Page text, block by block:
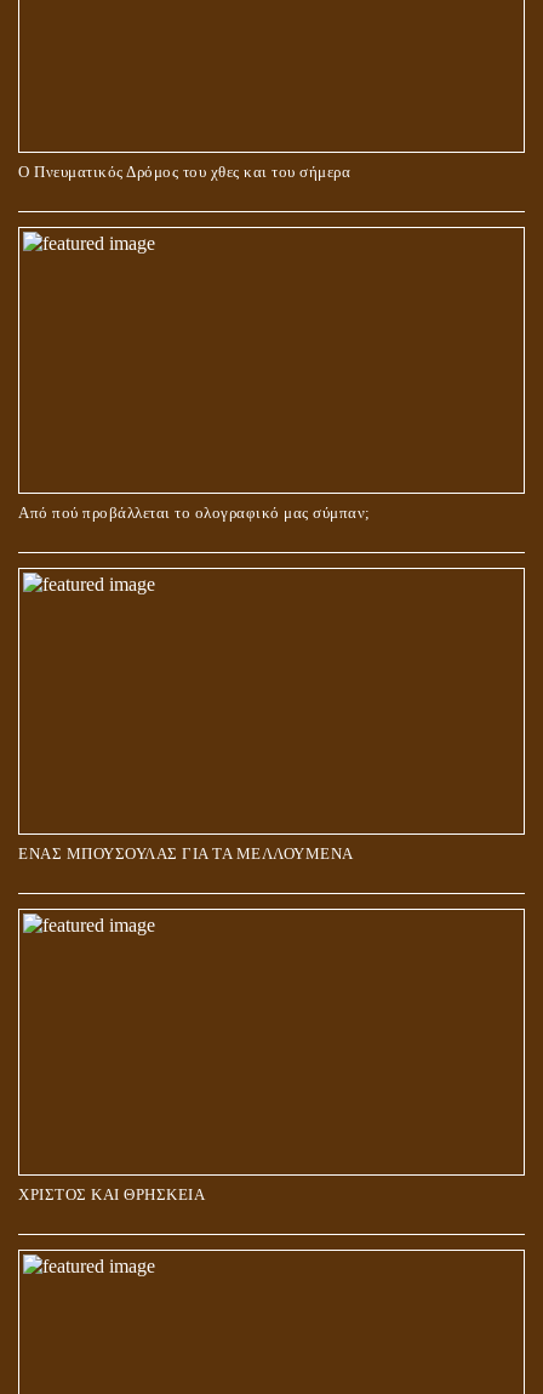
Ο Πνευματικός Δρόμος του χθες και του σήμερα
Από πού προβάλλεται το ολογραφικό μας σύμπαν;
ΕΝΑΣ ΜΠΟΥΣΟΥΛΑΣ ΓΙΑ ΤΑ ΜΕΛΛΟΥΜΕΝΑ
ΧΡΙΣΤΟΣ ΚΑΙ ΘΡΗΣΚΕΙΑ
ΚΑΙ ΜΕ ΕΝΑΡΕΤΗ ΖΩΗ;
ΑΓΑΠΗ: ΚΑΤΑΣΤΑΣΗ Ή ΣΥΝΑΙΣΘΗΜΑ?
Η ΕΠΑΦΗ ΜΕ ΤΟ ΠΝΕΥΜΑ
ΠΟΙΟΙ ΕΠΙΛΕΓΟΥΝ ΤΟΝ ΔΡΟΜΟ ΤΗΣ ΑΛΗΘΕΙΑΣ;